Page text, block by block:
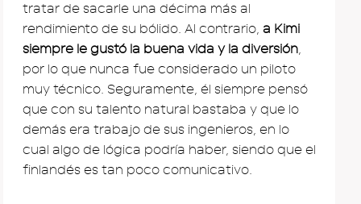
tratar de sacarle una décima más al
rendimiento de su bólido. Al contrario, a Kimi
siempre le gustó la buena vida y la diversión,
por lo que nunca fue considerado un piloto
muy técnico. Seguramente, él siempre pensó
que con su talento natural bastaba y que lo
demás era trabajo de sus ingenieros, en lo
cual algo de lógica podría haber, siendo que el
finlandés es tan poco comunicativo.